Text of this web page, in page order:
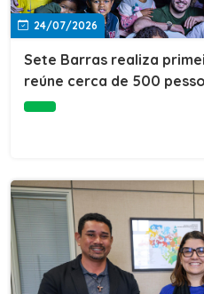
24/07/2026
Sete Barras realiza
reúne cerca de 500